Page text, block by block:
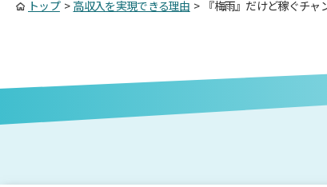
トップ> 高収入を実現できる理由 > 『梅雨』だけど稼ぐチ